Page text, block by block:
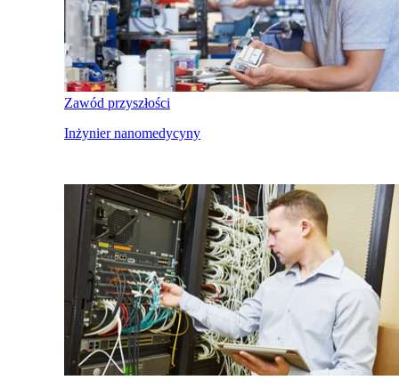
Zawód przyszłości
Inżynier nanomedycyny